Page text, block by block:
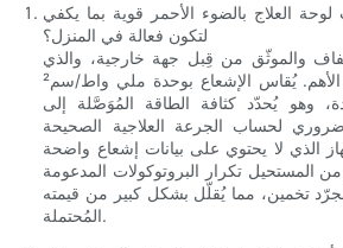
العلاج بالضوء الأحمر قوية بما يكفي
لتكون فعالة في المنزل؟
والموثّق من قِبل جهة خارجية، والذي
يُقدّمه المُصنِّع، المؤشرَ الأهم. يُقاس الإشعاع بوحدة ملي واط/سم²
وهو يُحدّد كثافة الطاقة المُوَصَّلة إلى
لحساب الجرعة العلاجية الصحيحة
الذي لا يحتوي على بيانات إشعاع واضحة
المستحيل تكرار البروتوكولات المدعومة
مُجرّد تخمين، مما يُقلّل بشكل كبير من قيمته
المُحتملة.